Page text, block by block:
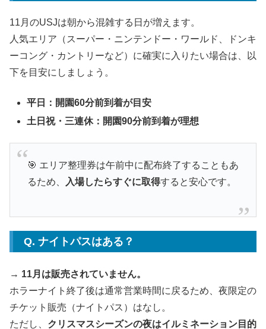
11月のUSJは朝から混雑する日が増えます。
人気エリア（スーパー・ニンテンドー・ワールド、ドンキ
ーコング・カントリーなど）に確実に入りたい場合は、以
下を目安にしましょう。
平日：開園60分前到着が目安
土日祝・三連休：開園90分前到着が理想
🎯 エリア整理券は午前中に配布終了することもあ
るため、
入場したらすぐに取得すると安心です。
Q. ナイトパスはある？
→ 11月は販売されていません。
ホラーナイト終了後は通常営業時間に戻るため、夜限定の
チケット販売（ナイトパス）はなし。
ただし、 クリスマスシーズンの夜はイルミネーション目的